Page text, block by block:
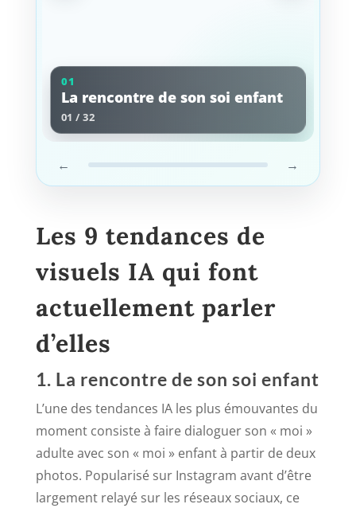
01
La rencontre de son soi enfant
01 / 32
← →
Les 9 tendances de
visuels IA qui font
actuellement parler
d’elles
1. La rencontre de son soi enfant
L’une des tendances IA les plus émouvantes du
moment consiste à faire dialoguer son « moi »
adulte avec son « moi » enfant à partir de deux
photos. Popularisé sur Instagram avant d’être
largement relayé sur les réseaux sociaux, ce